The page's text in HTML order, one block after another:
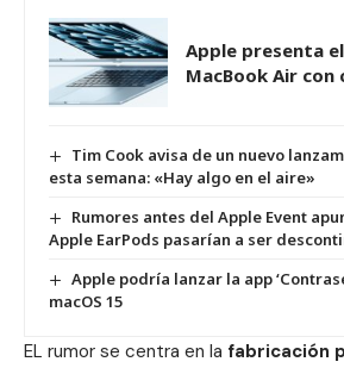
Apple presenta
MacBook Air con
Tim Cook avisa de un nuevo
esta semana: «Hay algo en el aire»
Rumores antes del Apple Event
Apple EarPods pasarían a ser
Apple podría lanzar la app
macOS 15
EL rumor se centra en la fabricación